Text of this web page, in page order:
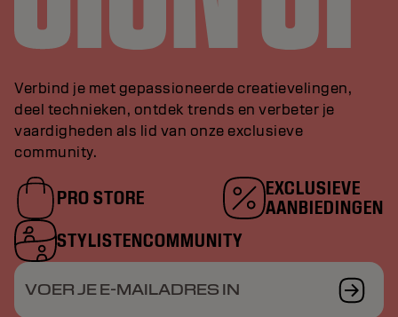
Verbind je met gepassioneerde creatievelingen,
deel technieken, ontdek trends en verbeter je
vaardigheden als lid van onze exclusieve
community.
PRO STORE
EXCLUSIEVE
AANBIEDINGEN
STYLISTENCOMMUNITY
VOER JE E-MAILADRES IN